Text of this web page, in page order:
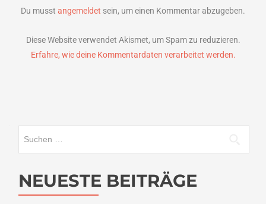
Du musst angemeldet sein, um einen Kommentar abzugeben.
Diese Website verwendet Akismet, um Spam zu reduzieren.
Erfahre, wie deine Kommentardaten verarbeitet werden.
NEUESTE BEITRÄGE